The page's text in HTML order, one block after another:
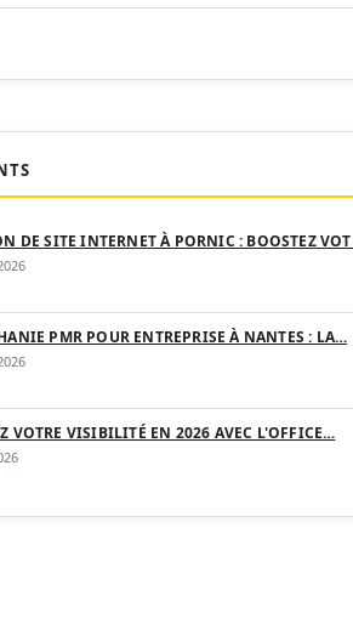
DE SITE INTERNET À PORNIC : BOOSTEZ
PMR POUR ENTREPRISE À NANTES : LA…
VOTRE VISIBILITÉ EN 2026 AVEC L'OFFICE…